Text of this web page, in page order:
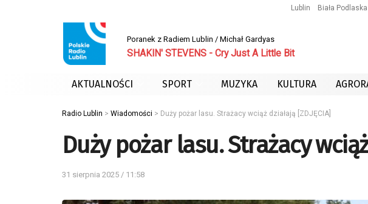
Lublin Biała Podlaska
Poranek z Radiem Lublin / Michał Gardyas
SHAKIN' STEVENS - Cry Just A Little Bit
AKTUALNOŚCI SPORT MUZYKA KULTURA
Radio Lublin > Wiadomości > Duży pożar lasu. Strażacy wciąż działają [ZDJĘCIA]
Duży pożar lasu. Strażacy wciąż
31 sierpnia 2025 / 11:58